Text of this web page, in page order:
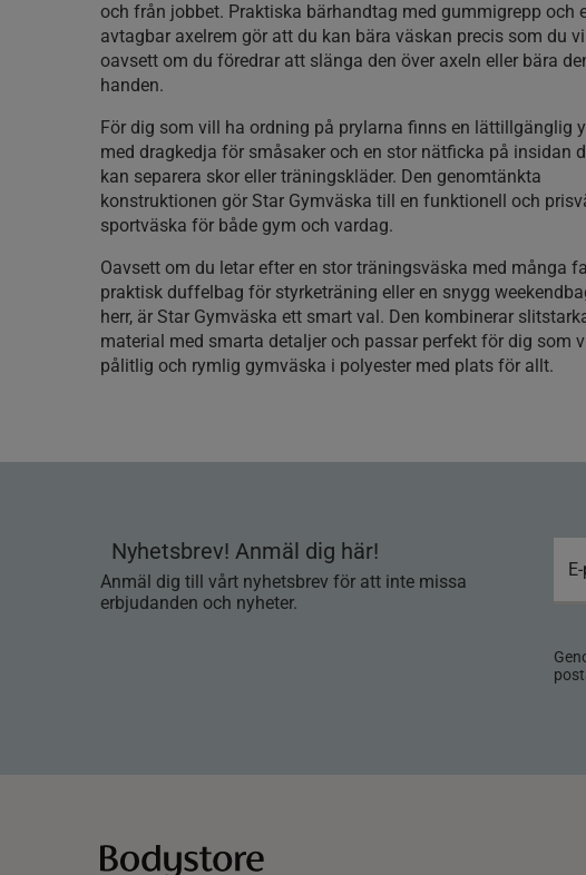
och från jobbet. Praktiska bärhandtag med gummigrepp och
avtagbar axelrem gör att du kan bära väskan precis som du
oavsett om du föredrar att slänga den över axeln eller bära
handen.
För dig som vill ha ordning på prylarna finns en lättillgänglig
med dragkedja för småsaker och en stor nätficka på insidan
kan separera skor eller träningskläder. Den genomtänkta
konstruktionen gör Star Gymväska till en funktionell och
sportväska för både gym och vardag.
Oavsett om du letar efter en stor träningsväska med många
praktisk duffelbag för styrketräning eller en snygg
herr, är Star Gymväska ett smart val. Den kombinerar
material med smarta detaljer och passar perfekt för dig som
pålitlig och rymlig gymväska i polyester med plats för allt.
Nyhetsbrev! Anmäl dig här!
Anmäl dig till vårt nyhetsbrev för att inte missa
erbjudanden och nyheter.